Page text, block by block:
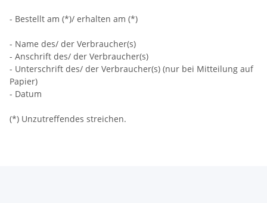
- Bestellt am (*)/ erhalten am (*)
- Name des/ der Verbraucher(s)
- Anschrift des/ der Verbraucher(s)
- Unterschrift des/ der Verbraucher(s) (nur bei Mitteilung auf
Papier)
- Datum
(*) Unzutreffendes streichen.